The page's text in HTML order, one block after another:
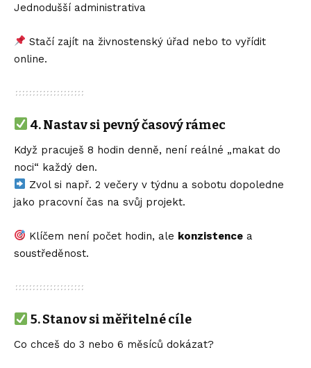
Jednodušší administrativa
Stačí zajít na živnostenský úřad nebo to vyřídit
online.
4.Nastav si pevný časový rámec
Když pracuješ 8 hodin denně, není reálné „makat do
noci“ každý den.
Zvol si např. 2 večery v týdnu a sobotu dopoledne
jako pracovní čas na svůj projekt.
Klíčem není počet hodin, ale konzistence a
soustředěnost.
5.Stanov si měřitelné cíle
Co chceš do 3 nebo 6 měsíců dokázat?